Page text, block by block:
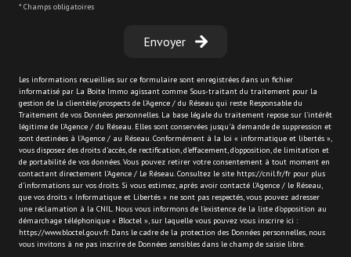
* Champs obligatoires
Envoyer
Les informations recueillies sur ce formulaire sont enregistrées dans un fichier
informatisé par La Boite Immo agissant comme Sous-traitant du traitement pour la
gestion de la clientèle/prospects de l'Agence / du Réseau qui reste Responsable du
Traitement de vos Données personnelles. La base légale du traitement repose sur l'intérêt
légitime de l'Agence / du Réseau. Elles sont conservées jusqu'à demande de suppression et
sont destinées à l'Agence / au Réseau. Conformément à la loi « informatique et libertés »,
vous disposez des droits d’accès, de rectification, d’effacement, d’opposition, de limitation et
de portabilité de vos données. Vous pouvez retirer votre consentement à tout moment en
contactant directement l’Agence / Le Réseau. Consultez le site https://cnil.fr/fr pour plus
d’informations sur vos droits. Si vous estimez, après avoir contacté l'Agence / le Réseau,
que vos droits « Informatique et Libertés » ne sont pas respectés, vous pouvez adresser
une réclamation à la CNIL. Nous vous informons de l’existence de la liste d'opposition au
démarchage téléphonique « Bloctel », sur laquelle vous pouvez vous inscrire ici :
https://www.bloctel.gouv.fr. Dans le cadre de la protection des Données personnelles, nous
vous invitons à ne pas inscrire de Données sensibles dans le champ de saisie libre.